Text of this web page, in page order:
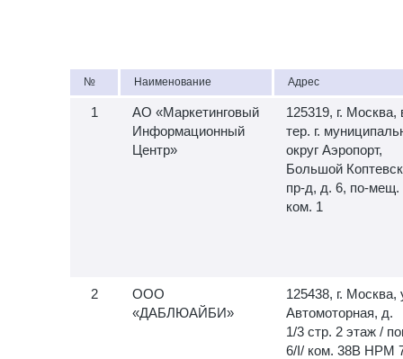
№ Наименование Адрес
АО «Маркетинговый
Информационный
Центр»
125319, г. Москва,
тер. г.
округ Аэропорт,
Большой
пр-д, д. 6, по-мещ.
ком. 1
ООО
«ДАБЛЮАЙБИ»
125438, г. Москва,
Автомоторная, д.
1/3 стр. 2 этаж /
6/I/ ком. 38В НРМ